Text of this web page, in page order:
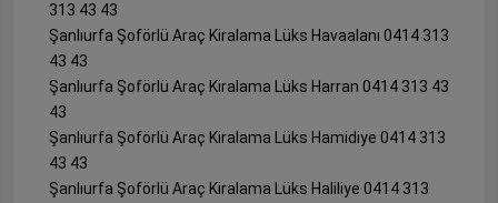
313 43 43
Şanlıurfa Şoförlü Araç Kiralama Lüks Havaalanı 0414 313
43 43
Şanlıurfa Şoförlü Araç Kiralama Lüks Harran 0414 313 43
43
Şanlıurfa Şoförlü Araç Kiralama Lüks Hamidiye 0414 313
43 43
Şanlıurfa Şoförlü Araç Kiralama Lüks Haliliye 0414 313